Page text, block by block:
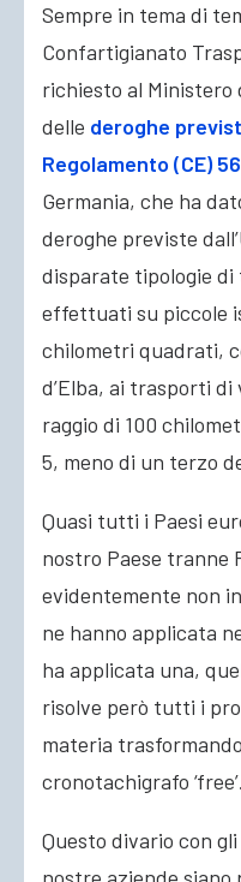
Sempre in tema di
Confartigianato
richiesto al Ministero
delle deroghe
Regolamento (CE)
Germania, che ha
deroghe previste
disparate tipologie
effettuati su piccole
chilometri quadrati,
d’Elba, ai trasporti di
raggio di 100
5, meno di un terzo
Quasi tutti i Paesi
nostro Paese tranne
evidentemente non
ne hanno applicata
ha applicata una,
risolve però tutti i
materia
cronotachigrafo ‘free’.
Questo divario con